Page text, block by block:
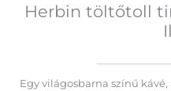
Herbin töltőtoll
Egy világosbarna színű